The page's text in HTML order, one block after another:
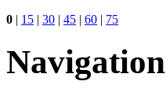
0 | 15 | 30 | 45 | 60 | 75
Navigation